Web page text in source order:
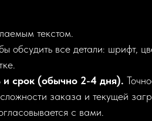
текстом.
обсудить все детали: шрифт,
и срок (обычно 2-4 дня).
заказа и текущей
с вами.